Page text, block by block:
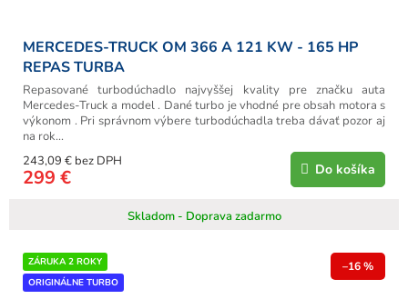
MERCEDES-TRUCK OM 366 A 121 KW - 165 HP
REPAS TURBA
Skladom - Doprava zadarmo
243,09 € bez DPH
299 € Do košíka
Repasované turbodúchadlo najvyššej kvality pre značku auta
Mercedes-Truck a model . Dané turbo je vhodné pre obsah motora s
výkonom . Pri správnom výbere turbodúchadla treba dávať pozor aj
na rok...
ZÁRUKA 2 ROKY
ORIGINÁLNE TURBO
–16 %